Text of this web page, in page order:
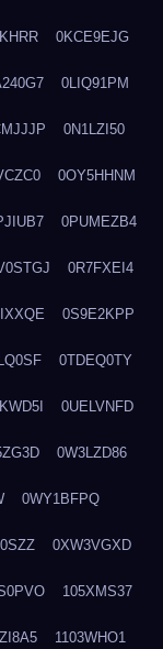
0KCE9EJG
0LIQ91PM
0N1LZI50
0OY5HHNM
0PUMEZB4
0R7FXEI4
0S9E2KPP
0TDEQ0TY
0UELVNFD
0W3LZD86
0WY1BFPQ
0XW3VGXD
105XMS37
1103WHO1